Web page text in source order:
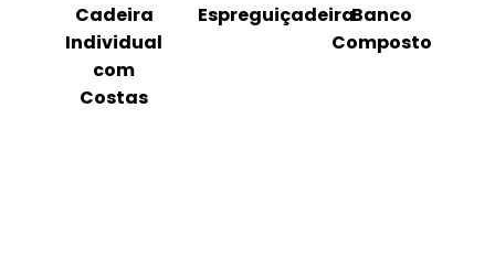
Cadeira
Individual
com
Costas
EspreguiçadeiraBanco
Composto